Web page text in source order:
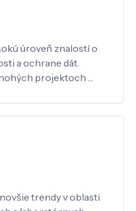
úroveň znalostí o
a ochrane dát.
projektoch …
trendy v oblasti